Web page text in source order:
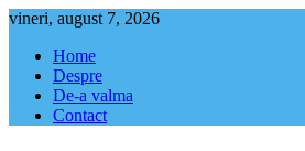
Skip
content
vineri, august 7, 2026
Home
Despre
De-a valma
Contact